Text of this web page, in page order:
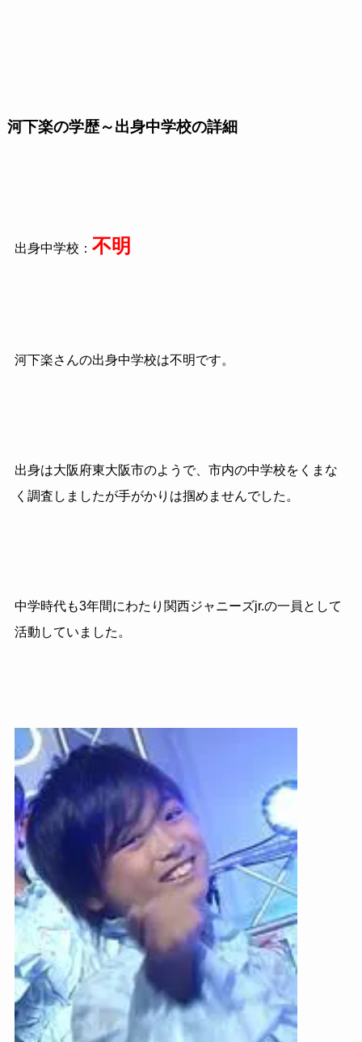
河下楽の学歴～出身中学校の詳細
出身中学校： 不明
河下楽さんの出身中学校は不明です。
出身は大阪府東大阪市のようで、市内の中学校をくまな
く調査しましたが手がかりは掴めませんでした。
中学時代も3年間にわたり関西ジャニーズjr.の一員として
活動していました。